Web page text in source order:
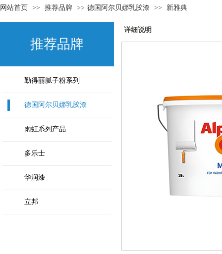
网站首页 >> 推荐品牌 >> 德国阿尔贝娜乳胶漆 >> 新雅典
推荐品牌
勤得丽腻子粉系列
德国阿尔贝娜乳胶漆
雨虹系列产品
多乐士
华润漆
立邦
详细说明